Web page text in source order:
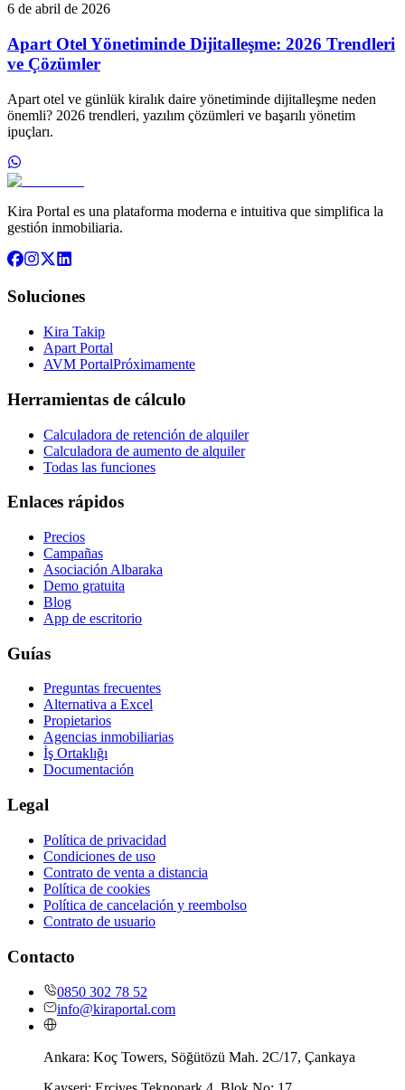
6 de abril de 2026
Apart Otel Yönetiminde Dijitalleşme: 2026 Trendleri
ve Çözümler
Apart otel ve günlük kiralık daire yönetiminde dijitalleşme neden
önemli? 2026 trendleri, yazılım çözümleri ve başarılı yönetim
ipuçları.
Kira Portal es una plataforma moderna e intuitiva que simplifica la
gestión inmobiliaria.
Soluciones
Kira Takip
Apart Portal
AVM PortalPróximamente
Herramientas de cálculo
Calculadora de retención de alquiler
Calculadora de aumento de alquiler
Todas las funciones
Enlaces rápidos
Precios
Campañas
Asociación Albaraka
Demo gratuita
Blog
App de escritorio
Guías
Preguntas frecuentes
Alternativa a Excel
Propietarios
Agencias inmobiliarias
İş Ortaklığı
Documentación
Legal
Política de privacidad
Condiciones de uso
Contrato de venta a distancia
Política de cookies
Política de cancelación y reembolso
Contrato de usuario
Contacto
0850 302 78 52
info@kiraportal.com
Ankara: Koç Towers, Söğütözü Mah. 2C/17, Çankaya